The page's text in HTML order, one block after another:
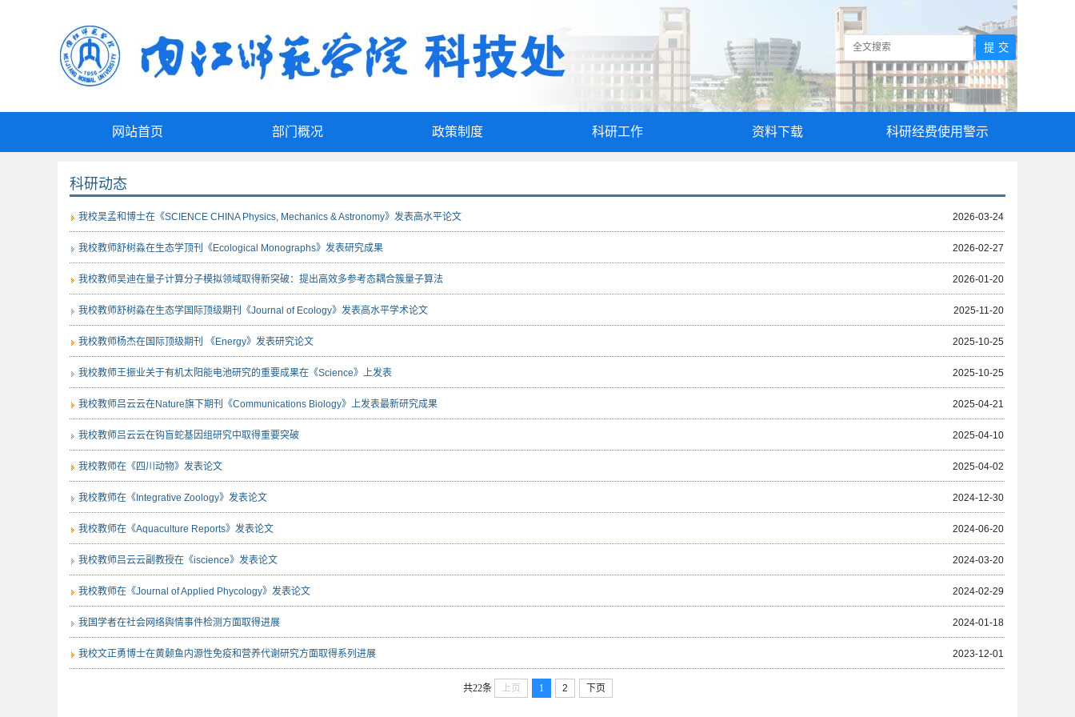
网站首页 部门概况 政策制度 科研工作 资料下载 科研经费使用警示
科研动态
我校吴孟和博士在《SCIENCE CHINA Physics, Mechanics & Astronomy》发表高水平论文 2026-03-24
我校教师舒树淼在生态学顶刊《Ecological Monographs》发表研究成果 2026-02-27
我校教师吴迪在量子计算分子模拟领域取得新突破：提出高效多参考态耦合簇量子算法 2026-01-20
我校教师舒树淼在生态学国际顶级期刊《Journal of Ecology》发表高水平学术论文 2025-11-20
我校教师杨杰在国际顶级期刊 《Energy》发表研究论文 2025-10-25
我校教师王振业关于有机太阳能电池研究的重要成果在《Science》上发表 2025-10-25
我校教师吕云云在Nature旗下期刊《Communications Biology》上发表最新研究成果 2025-04-21
我校教师吕云云在钩盲蛇基因组研究中取得重要突破 2025-04-10
我校教师在《四川动物》发表论文 2025-04-02
我校教师在《​Integrative Zoology》发表论文 2024-12-30
我校教师在《Aquaculture Reports》发表论文 2024-06-20
我校教师吕云云副教授在《iscience》发表论文 2024-03-20
我校教师在《Journal of Applied Phycology》发表论文 2024-02-29
我国学者在社会网络舆情事件检测方面取得进展 2024-01-18
我校文正勇博士在黄颡鱼内源性免疫和营养代谢研究方面取得系列进展 2023-12-01
共22条 上页 1 2 下页